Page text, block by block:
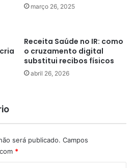
março 26, 2025
Receita Saúde no IR: como
o cruzamento digital
substitui recibos físicos
abril 26, 2026
será publicado. Campos
*